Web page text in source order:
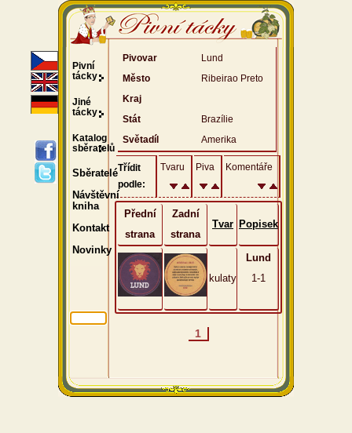
Pivovar
Lund
Město
Ribeirao Preto
Kraj
Stát
Brazílie
Světadíl
Amerika
Třídit
podle:
Tvaru Piva Komentáře
Přední
strana
Zadní
strana
Tvar Popisek
kulaty
Lund
1-1
1
Pivní
tácky
Jiné
tácky
Katalog
sběratelů
Sběratelé
Návštěvní
kniha
Kontakt
Novinky